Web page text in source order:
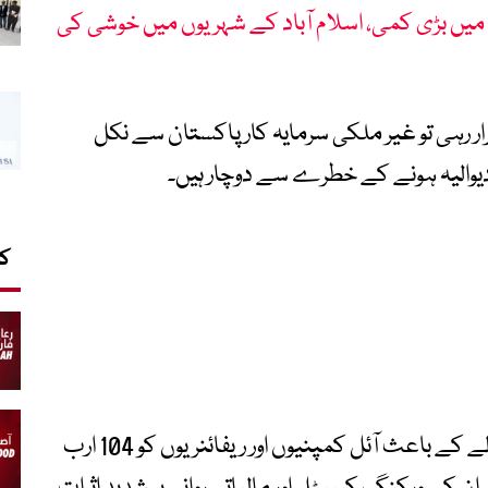
بڑی کمی، اسلام آباد کے شہریوں میں خوشی کی
رہی تو غیر ملکی سرمایہ کار پاکستان سے نکل
ہونے کے خطرے سے دوچار ہیں۔
کونسل کا کہنا ہے کہ نئی قیمتوں کے فارمولے کے باعث آئل کمپنیوں اور ریفائنریوں کو 104 ارب